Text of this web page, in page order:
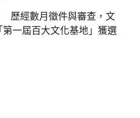
歷經數月徵件與審查，文
一屆百大文化基地」獲選